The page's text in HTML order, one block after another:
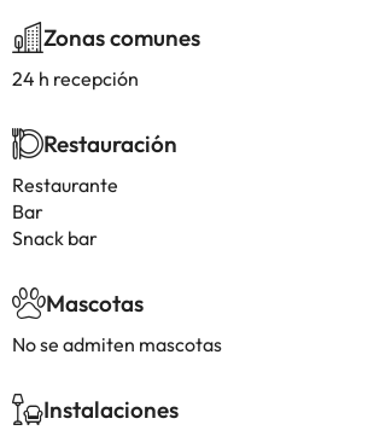
Zonas comunes
24 h recepción
Restauración
Restaurante
Bar
Snack bar
Mascotas
No se admiten mascotas
Instalaciones